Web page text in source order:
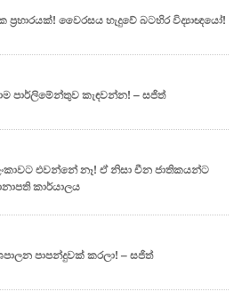
ප්‍රහාරයක්! වෛරසය හැදුවේ බටහිර විද්‍යාඥයෝ!
පාර්ලිමේන්තුව කැඳවන්න! – සජිත්
එවන්නේ නෑ! ඒ නිසා චීන ජාතිකයන්ට
කාර්යාලය
පාපන්දුවක් කරලා! – සජිත්